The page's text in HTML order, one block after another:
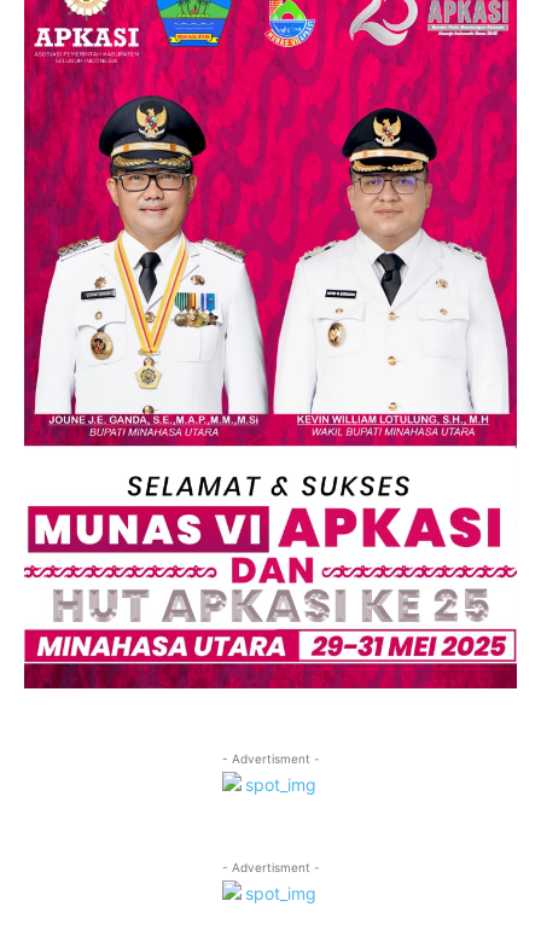
- Advertisment -
- Advertisment -